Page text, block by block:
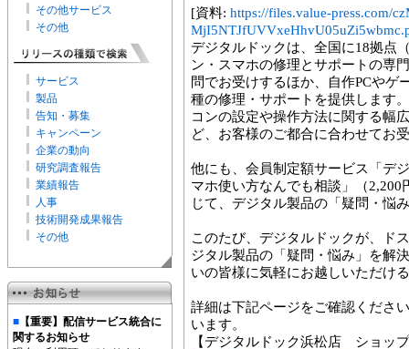
その他サービス
その他
サービス
製品
告知・募集
キャンペーン
企業の動向
研究調査報告
業績報告
人事
技術開発成果報告
その他
■ 【重要】配信サービス統合に
関するお知らせ
[資料: https://files.value-press.com/
デジタルドックは、全国に18拠点
ン・スマホの修理とサポートの専
問でお受けするほか、自作PCやゲ
種の修理・サポートを提供します
コンの設定や操作方法に関する幅
ど、お客様のご都合に合わせてお
他にも、会員制定額サービス「デ
マホ使い方なんでも相談」（
じて、デジタル製品の「疑問・悩
このたび、デジタルドックが、ド
ジタル製品の「疑問・悩み」を解
いの皆様に気軽にお越しいただけ
詳細は下記ページをご確認くださ
います。
【デジタルドック浜松店 ショッ